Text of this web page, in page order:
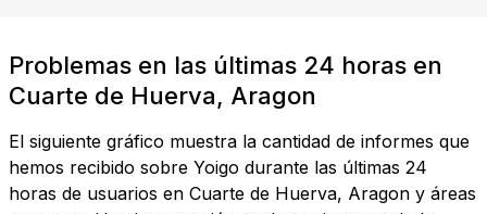
Problemas en las últimas 24 horas en
Cuarte de Huerva, Aragon
El siguiente gráfico muestra la cantidad de informes que
hemos recibido sobre Yoigo durante las últimas 24
horas de usuarios en Cuarte de Huerva, Aragon y áreas